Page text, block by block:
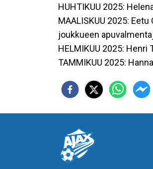
HUHTIKUU 2025:
MAALISKUU 2025:
joukkueen
HELMIKUU 2025:
TAMMIKUU 2025: